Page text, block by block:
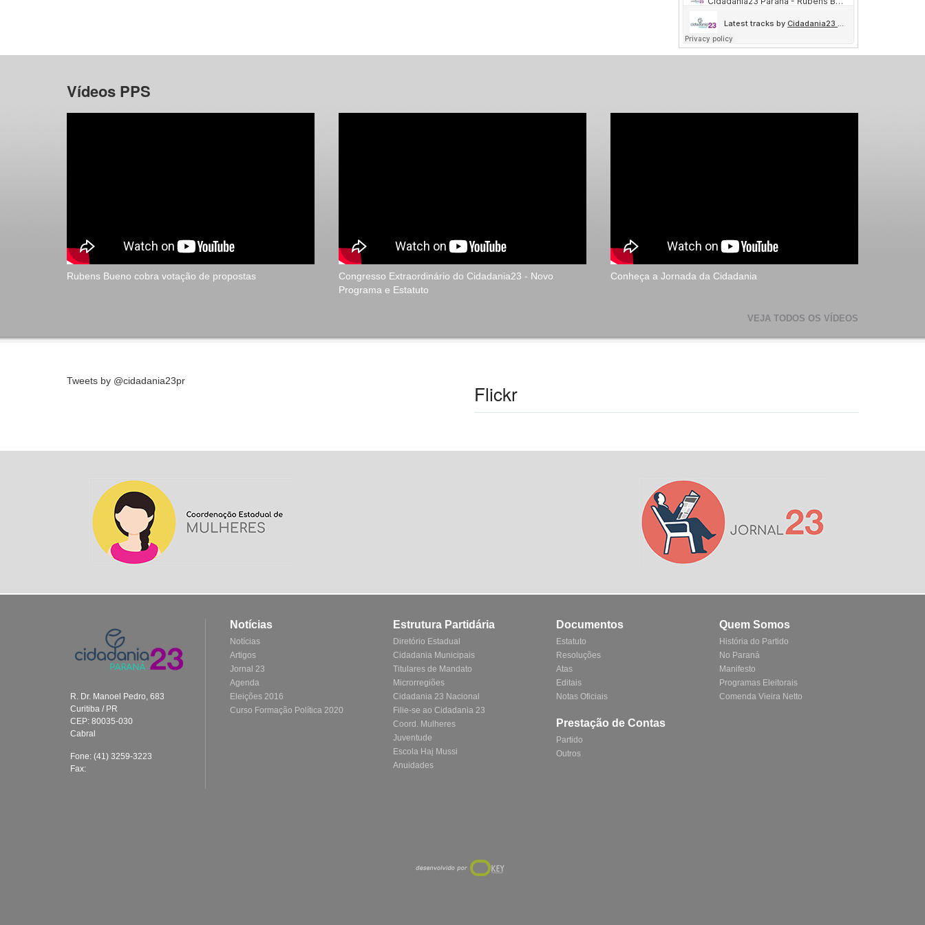
Vídeos PPS
Rubens Bueno cobra votação de propostas
Congresso Extraordinário do Cidadania23 - Novo
Programa e Estatuto
Conheça a Jornada da Cidadania
VEJA TODOS OS VÍDEOS
Tweets by @cidadania23pr Flickr
R. Dr. Manoel Pedro, 683
Curitiba / PR
CEP: 80035-030
Cabral
Fone: (41) 3259-3223
Fax:
Notícias
Notícias
Artigos
Jornal 23
Agenda
Eleições 2016
Curso Formação Política 2020
Estrutura Partidária
Diretório Estadual
Cidadania Municipais
Titulares de Mandato
Microrregiões
Cidadania 23 Nacional
Filie-se ao Cidadania 23
Coord. Mulheres
Juventude
Escola Haj Mussi
Anuidades
Documentos
Estatuto
Resoluções
Atas
Editais
Notas Oficiais
Prestação de Contas
Partido
Outros
Quem Somos
História do Partido
No Paraná
Manifesto
Programas Eleitorais
Comenda Vieira Netto